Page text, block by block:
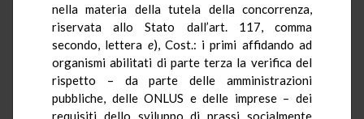
nella materia della tutela della concorrenza,
riservata allo Stato dall’art. 117, comma
secondo, lettera e), Cost.: i primi affidando ad
organismi abilitati di parte terza la verifica del
rispetto – da parte delle amministrazioni
pubbliche, delle ONLUS e delle imprese – dei
requisiti dello sviluppo di prassi socialmente